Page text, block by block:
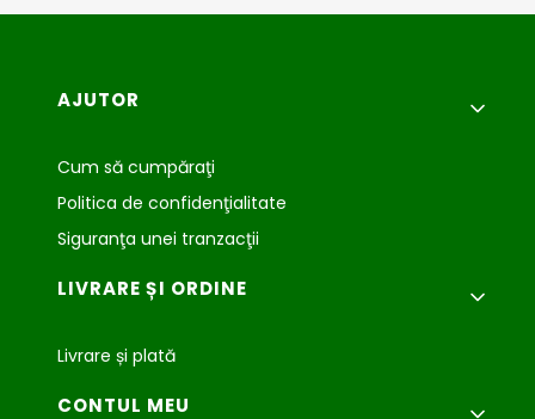
Meniu subsol
AJUTOR
Cum să cumpăraţi
Politica de confidenţialitate
Siguranţa unei tranzacţii
LIVRARE ȘI ORDINE
Livrare și plată
CONTUL MEU